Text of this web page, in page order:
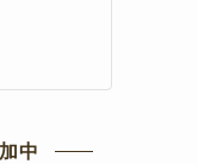
中